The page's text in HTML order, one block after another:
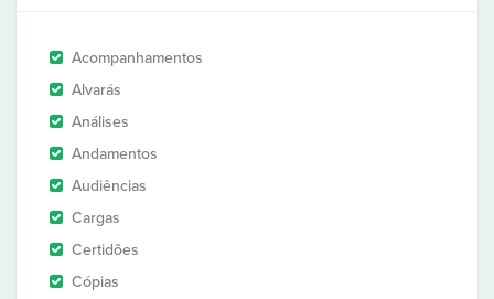
Acompanhamentos
Alvarás
Análises
Andamentos
Audiências
Cargas
Certidões
Cópias